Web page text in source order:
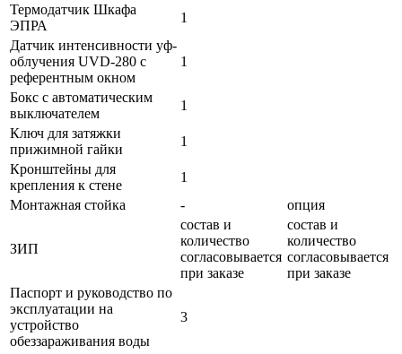
Термодатчик Шкафа
ЭПРА
1
Датчик интенсивности уф-
облучения UVD-280 с
референтным окном
1
Бокс с автоматическим
выключателем
1
Ключ для затяжки
прижимной гайки
1
Кронштейны для
крепления к стене
1
Монтажная стойка
- опция
ЗИП
состав и
количество
согласовывается
при заказе
состав и
количество
согласовывается
при заказе
Паспорт и руководство по
эксплуатации на
устройство
обеззараживания воды
3